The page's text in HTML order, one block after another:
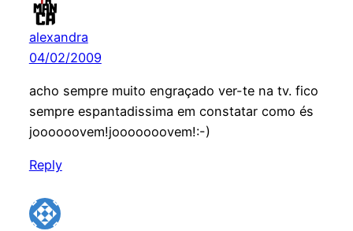
alexandra
04/02/2009
acho sempre muito engraçado ver-te na tv. fico
sempre espantadissima em constatar como és
joooooovem!jooooooovem!:-)
Reply